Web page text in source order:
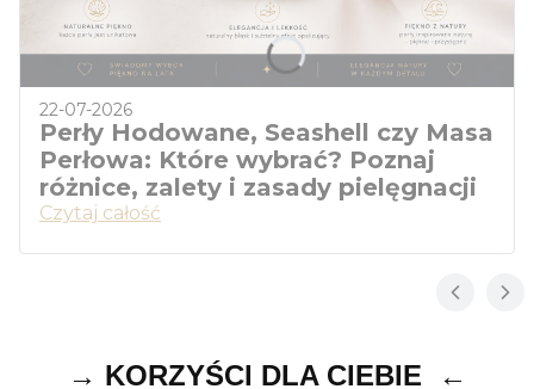
22-07-2026
Perły Hodowane, Seashell czy Masa
Perłowa: Które wybrać? Poznaj
różnice, zalety i zasady pielęgnacji
Czytaj całość
→ KORZYŚCI DLA CIEBIE ←